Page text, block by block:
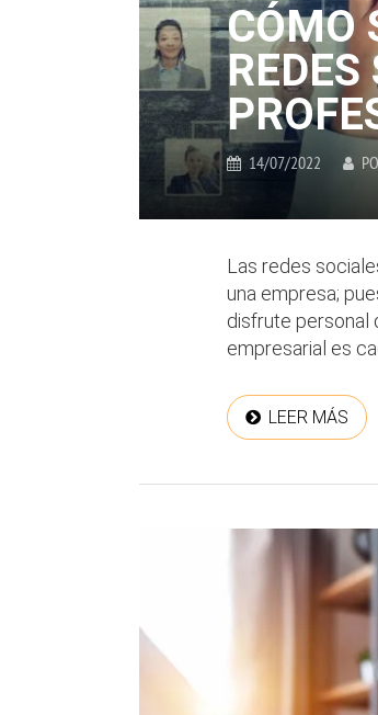
CÓMO
REDES
14/07/2022
Las redes
una empresa;
disfrute personal
empresarial es
LEER MÁS